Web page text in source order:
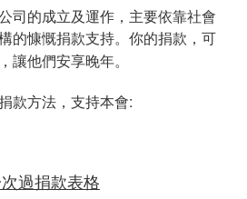
i
g
a
司的成立及運作，主要依靠社會
的慷慨捐款支持。
你的捐款，可
，讓他們安享晚年。
款方法，支持本會:
過捐款表格